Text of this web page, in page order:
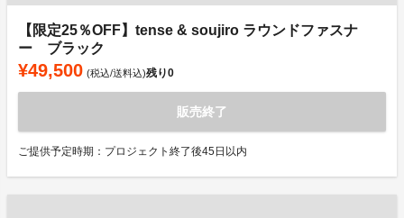
【限定25％OFF】tense & soujiro ラウンドファスナ
ー ブラック
¥49,500 (税込/送料込)残り0
販売終了
ご提供予定時期：プロジェクト終了後45日以内